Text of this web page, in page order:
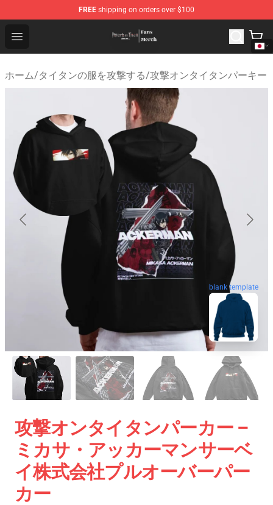
FREE shipping on orders over $100
Open menu
Attack On Titan Store - Official Attack On Titan
ホーム/タイタンの服を攻撃する/攻撃オンタイタンパーキー
blank template
攻撃オンタイタンパーカー –
ミカサ・アッカーマンサーベ
イ株式会社プルオーバーパー
カー